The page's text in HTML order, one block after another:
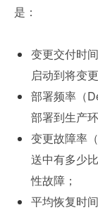
是：
变更交付时
启动到将变
部署频率（
部署到生产
变更故障率
送中有多少
性故障；
平均恢复时